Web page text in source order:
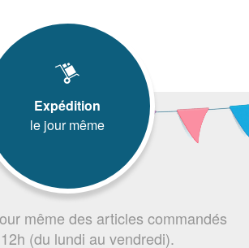
Expédition
le jour même
même des articles commandés
(du lundi au vendredi).